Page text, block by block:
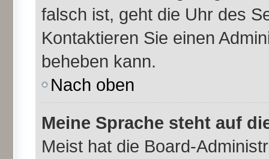
falsch ist, geht die Uhr des
Kontaktieren Sie einen
beheben kann.
Nach oben
Meine Sprache steht auf
Meist hat die Board-